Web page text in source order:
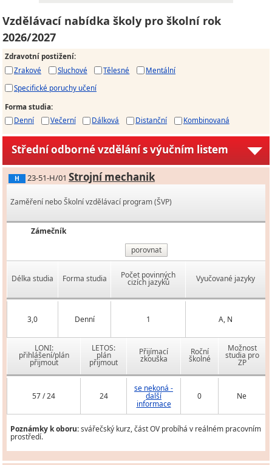
Vzdělávací nabídka školy pro školní rok
2026/2027
Zdravotní postižení:
Zrakové
Sluchové Tělesné
Mentální
Specifické poruchy učení
Forma studia:
Denní
Večerní Dálková Distanční Kombinovaná
Střední odborné vzdělání s výučním listem
H 23-51-H/01 Strojní mechanik
Zaměření nebo Školní vzdělávací program (ŠVP)
Zámečník
porovnat
Délka studia Forma studia Počet povinných
cizích jazyků Vyučované jazyky
3,0 Denní 1 A, N
LONI:
přihlášení/plán
přijmout
LETOS:
plán
přijmout
Přijímací
zkouška
Roční
školné
Možnost
studia pro
ZP
57 / 24 24
se nekoná -
další
informace
0 Ne
Poznámky k oboru:svářečský kurz, část OV probíhá v reálném pracovním
prostředí.